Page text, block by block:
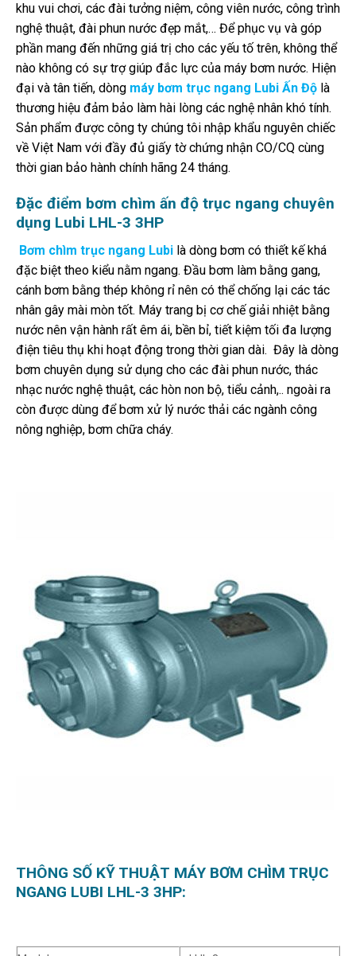
khu vui chơi, các đài tưởng niệm, công viên nước, công trình
nghệ thuật, đài phun nước đẹp mắt,… Để phục vụ và góp
phần mang đến những giá trị cho các yếu tố trên, không thể
nào không có sự trợ giúp đắc lực của máy bơm nước. Hiện
đại và tân tiến, dòng máy bơm trục ngang Lubi Ấn Độ là
thương hiệu đảm bảo làm hài lòng các nghệ nhân khó tính.
Sản phẩm được công ty chúng tôi nhập khẩu nguyên chiếc
về Việt Nam với đầy đủ giấy tờ chứng nhận CO/CQ cùng
thời gian bảo hành chính hãng 24 tháng.
Đặc điểm bơm chìm ấn độ trục ngang chuyên
dụng Lubi LHL-3 3HP
Bơm chìm trục ngang Lubi là dòng bơm có thiết kế khá
đặc biệt theo kiểu nằm ngang. Đầu bơm làm bằng gang,
cánh bơm bằng thép không rỉ nên có thể chống lại các tác
nhân gây mài mòn tốt. Máy trang bị cơ chế giải nhiệt bằng
nước nên vận hành rất êm ái, bền bỉ, tiết kiệm tối đa lượng
điện tiêu thụ khi hoạt động trong thời gian dài. Đây là dòng
bơm chuyên dụng sử dụng cho các đài phun nước, thác
nhạc nước nghệ thuật, các hòn non bộ, tiểu cảnh,.. ngoài ra
còn được dùng để bơm xử lý nước thải các ngành công
nông nghiệp, bơm chữa cháy.
THÔNG SỐ KỸ THUẬT MÁY BƠM CHÌM TRỤC
NGANG LUBI LHL-3 3HP: